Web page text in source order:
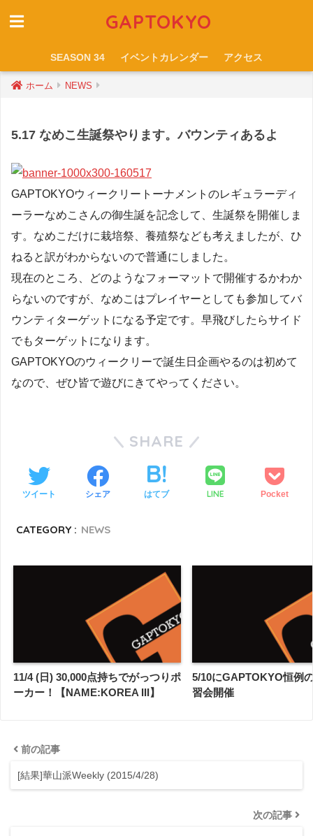
GAPTOKYO
SEASON 34 イベントカレンダー アクセス
ホーム NEWS
5.17 なめこ生誕祭やります。バウンティあるよ
GAPTOKYOウィークリートーナメントのレギュラーディ
ーラーなめこさんの御生誕を記念して、生誕祭を開催しま
す。なめこだけに栽培祭、養殖祭なども考えましたが、ひ
ねると訳がわからないので普通にしました。
現在のところ、どのようなフォーマットで開催するかわか
らないのですが、なめこはプレイヤーとしても参加してバ
ウンティターゲットになる予定です。早飛びしたらサイド
でもターゲットになります。
GAPTOKYOのウィークリーで誕生日企画やるのは初めて
なので、ぜひ皆で遊びにきてやってください。
SHARE
ツイート シェア はてブ LINE Pocket
CATEGORY : NEWS
11/4 (日) 30,000点持ちでがっつりポ
ーカー！【NAME:KOREA III】
5/10にGAPTOKYO恒例
習会開催
前の記事
[結果]華山派Weekly (2015/4/28)
次の記事